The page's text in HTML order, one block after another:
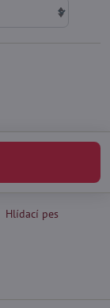
Hlídací pes